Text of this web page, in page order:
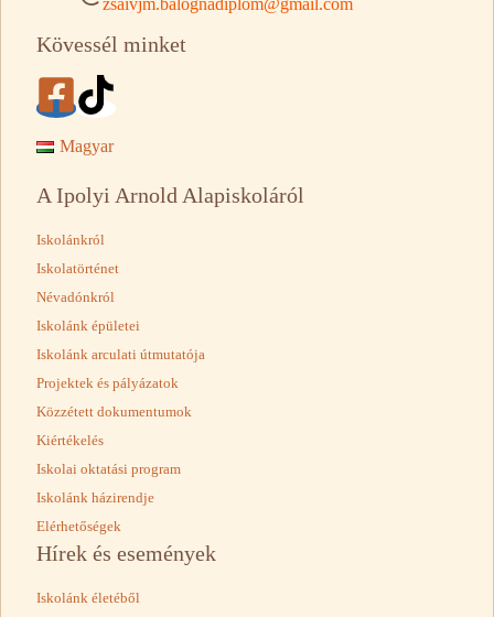
zsaivjm.balognadiplom@gmail.com
Kövessél minket
Magyar
A Ipolyi Arnold Alapiskoláról
Iskolánkról
Iskolatörténet
Névadónkról
Iskolánk épületei
Iskolánk arculati útmutatója
Projektek és pályázatok
Közzétett dokumentumok
Kiértékelés
Iskolai oktatási program
Iskolánk házirendje
Elérhetőségek
Hírek és események
Iskolánk életéből